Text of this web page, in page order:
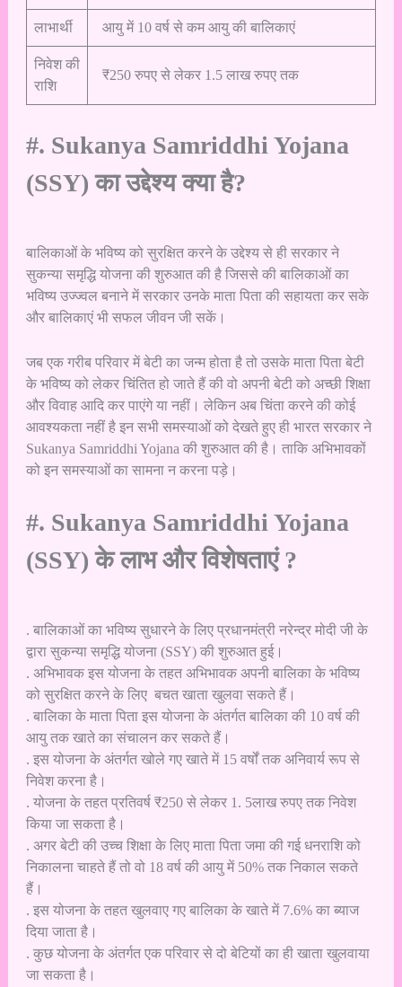
लाभार्थी आयु में 10 वर्ष से कम आयु की बालिकाएं
निवेश की
राशि
₹250 रुपए से लेकर 1.5 लाख रुपए तक
#. Sukanya Samriddhi Yojana
(SSY) का उद्देश्य क्या है?
बालिकाओं के भविष्य को सुरक्षित करने के उद्देश्य से ही सरकार ने
सुकन्या समृद्धि योजना की शुरुआत की है जिससे की बालिकाओं का
भविष्य उज्ज्वल बनाने में सरकार उनके माता पिता की सहायता कर सके
और बालिकाएं भी सफल जीवन जी सकें।
जब एक गरीब परिवार में बेटी का जन्म होता है तो उसके माता पिता बेटी
के भविष्य को लेकर चिंतित हो जाते हैं की वो अपनी बेटी को अच्छी शिक्षा
और विवाह आदि कर पाएंगे या नहीं। लेकिन अब चिंता करने की कोई
आवश्यकता नहीं है इन सभी समस्याओं को देखते हुए ही भारत सरकार ने
Sukanya Samriddhi Yojana की शुरुआत की है। ताकि अभिभावकों
को इन समस्याओं का सामना न करना पड़े।
#. Sukanya Samriddhi Yojana
(SSY) के लाभ और विशेषताएं ?
. बालिकाओं का भविष्य सुधारने के लिए प्रधानमंत्री नरेन्द्र मोदी जी के
द्वारा सुकन्या समृद्धि योजना (SSY) की शुरुआत हुई।
. अभिभावक इस योजना के तहत अभिभावक अपनी बालिका के भविष्य
को सुरक्षित करने के लिए बचत खाता खुलवा सकते हैं।
. बालिका के माता पिता इस योजना के अंतर्गत बालिका की 10 वर्ष की
आयु तक खाते का संचालन कर सकते हैं।
. इस योजना के अंतर्गत खोले गए खाते में 15 वर्षों तक अनिवार्य रूप से
निवेश करना है।
. योजना के तहत प्रतिवर्ष ₹250 से लेकर 1. 5लाख रुपए तक निवेश
किया जा सकता है।
. अगर बेटी की उच्च शिक्षा के लिए माता पिता जमा की गई धनराशि को
निकालना चाहते हैं तो वो 18 वर्ष की आयु में 50% तक निकाल सकते
हैं।
. इस योजना के तहत खुलवाए गए बालिका के खाते में 7.6% का ब्याज
दिया जाता है।
. कुछ योजना के अंतर्गत एक परिवार से दो बेटियों का ही खाता खुलवाया
जा सकता है।